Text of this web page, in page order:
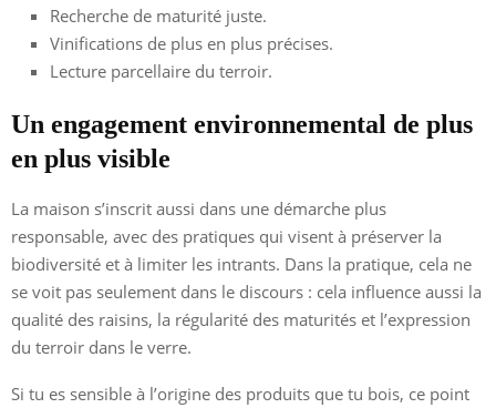
Recherche de maturité juste.
Vinifications de plus en plus précises.
Lecture parcellaire du terroir.
Un engagement environnemental de plus
en plus visible
La maison s’inscrit aussi dans une démarche plus
responsable, avec des pratiques qui visent à préserver la
biodiversité et à limiter les intrants. Dans la pratique, cela ne
se voit pas seulement dans le discours : cela influence aussi la
qualité des raisins, la régularité des maturités et l’expression
du terroir dans le verre.
Si tu es sensible à l’origine des produits que tu bois, ce point